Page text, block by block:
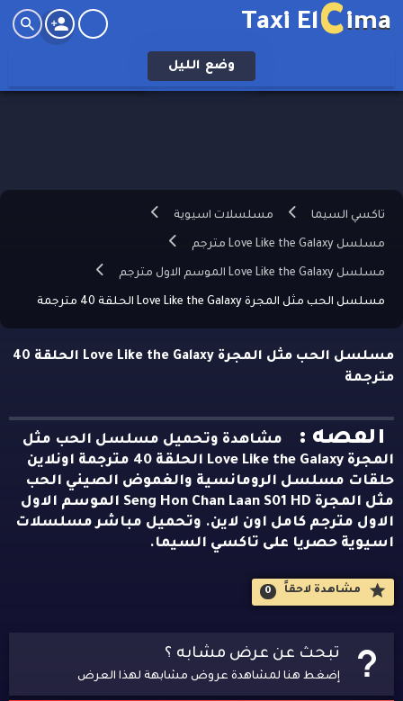
Taxi ElCima
وضع الليل
تاكسي السيما مسلسلات اسيوية
مسلسل Love Like the Galaxy مترجم
مسلسل Love Like the Galaxy الموسم الاول مترجم
مسلسل الحب مثل المجرة Love Like the Galaxy الحلقة 40 مترجمة
مسلسل الحب مثل المجرة Love Like the Galaxy الحلقة 40
مترجمة
القصه :
مشاهدة وتحميل مسلسل الحب مثل
المجرة Love Like the Galaxy الحلقة 40 مترجمة اونلاين
حلقات مسلسل الرومانسية والغموض الصيني الحب
مثل المجرة Seng Hon Chan Laan S01 HD الموسم الاول
الاول مترجم كامل اون لاين. وتحميل مباشر مسلسلات
اسيوية حصريا على تاكسي السيما.
مشاهدة لاحقاََ 0
تبحث عن عرض مشابه ؟
إضغط هنا لمشاهدة عروض مشابهة لهذا العرض